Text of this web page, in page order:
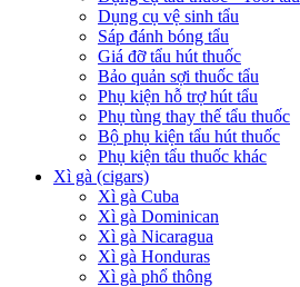
Dụng cụ vệ sinh tẩu
Sáp đánh bóng tẩu
Giá đỡ tẩu hút thuốc
Bảo quản sợi thuốc tẩu
Phụ kiện hỗ trợ hút tẩu
Phụ tùng thay thế tẩu thuốc
Bộ phụ kiện tẩu hút thuốc
Phụ kiện tẩu thuốc khác
Xì gà (cigars)
Xì gà Cuba
Xì gà Dominican
Xì gà Nicaragua
Xì gà Honduras
Xì gà phổ thông